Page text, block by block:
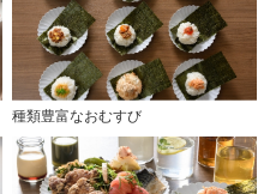
種類豊富なおむすび